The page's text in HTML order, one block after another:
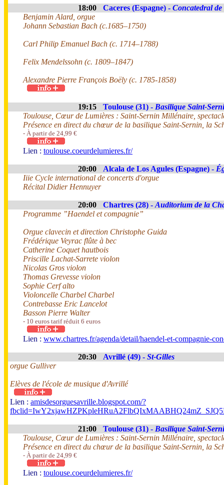
18:00 Caceres (Espagne) - Concatedral
Benjamin Alard, orgue
Johann Sebastian Bach (c.1685–1750)
Carl Philip Emanuel Bach (c. 1714–1788)
Felix Mendelssohn (c. 1809–1847)
Alexandre Pierre François Boëly (c. 1785-1858)
19:15 Toulouse (31) - Basilique Saint-
Toulouse, Cœur de Lumières : Saint-Sernin Millénaire,
Présence en direct du chœur de la basilique Saint-Sernin, la
- À partir de 24,99 €
Lien : toulouse.coeurdelumieres.fr/
20:00 Alcala de Los Agules (Espagne) -
Iiie Cycle international de concerts d'orgue
Récital Didier Hennuyer
20:00 Chartres (28) - Auditorium de la
Programme ”Haendel et compagnie”
Orgue clavecin et direction Christophe Guida
Frédérique Veyrac flûte à bec
Catherine Coquet hautbois
Priscille Lachat-Sarrete violon
Nicolas Gros violon
Thomas Grevesse violon
Sophie Cerf alto
Violoncelle Charbel Charbel
Contrebasse Eric Lancelot
Basson Pierre Walter
- 10 euros tarif réduit 6 euros
Lien : www.chartres.fr/agenda/detail/haendel-et-compagnie-
20:30 Avrillé (49) - St-Gilles
orgue Gulliver
Elèves de l'école de musique d'Avrillé
Lien : amisdesorguesavrille.blogspot.com/?
21:00 Toulouse (31) - Basilique Saint-
Toulouse, Cœur de Lumières : Saint-Sernin Millénaire,
Présence en direct du chœur de la basilique Saint-Sernin, la
- À partir de 24,99 €
Lien : toulouse.coeurdelumieres.fr/